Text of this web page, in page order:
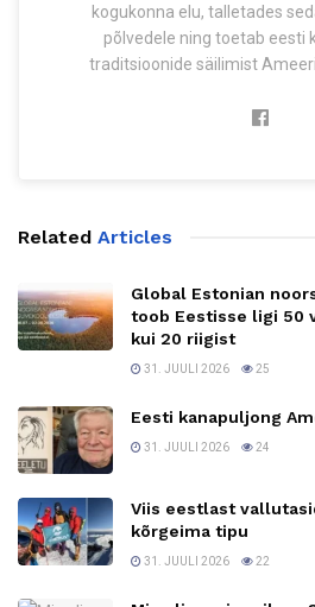
kogukonna elu, talletades
põlvedele ning toetab eesti
traditsioonide säilimist
Related Articles
Global Estonian
toob Eestisse ligi 50
kui 20 riigist
31. JUULI 2026 25
Eesti kanapuljong
31. JUULI 2026 24
Viis eestlast
kõrgeima tipu
31. JUULI 2026 22